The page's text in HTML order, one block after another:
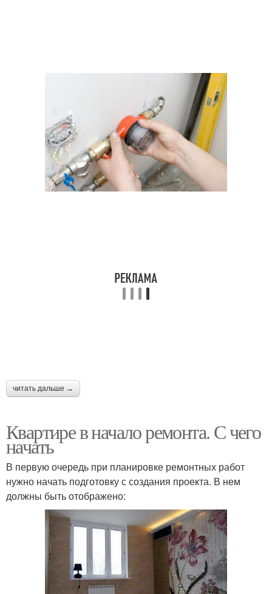
читать дальше →
Квартире в начало ремонта. С чего
начать
В первую очередь при планировке ремонтных работ
нужно начать подготовку с создания проекта. В нем
должны быть отображено: